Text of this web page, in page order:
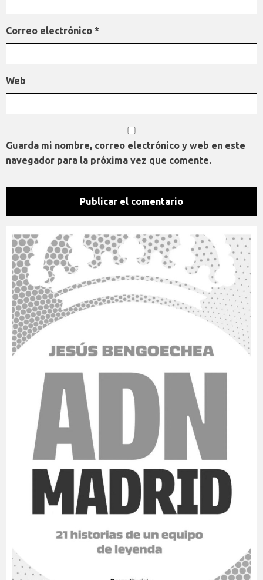
Correo electrónico *
Web
Guarda mi nombre, correo electrónico y web en este
navegador para la próxima vez que comente.